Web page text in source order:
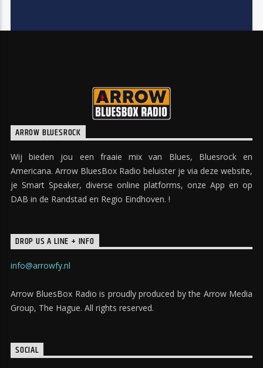
ARROW BLUESROCK
Wij bieden jou een fraaie mix van Blues, Bluesrock en
Americana. Arrow BluesBox Radio beluister je via deze website,
je Smart Speaker, diverse online platforms, onze App en op
DAB in de Randstad en Regio Eindhoven. !
DROP US A LINE + INFO
info@arrowfy.nl
Arrow BluesBox Radio is proudly produced by the Arrow Media
Group, The Hague. All rights reserved.
SOCIAL